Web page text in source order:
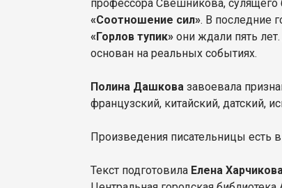
профессора Свешникова,
«Соотношение сил». В последние
«Горлов тупик» они ждали пять
основан на реальных событиях.
Полина Дашкова завоевала
французский, китайский, датский,
Произведения писательницы есть
Текст подготовила Елена